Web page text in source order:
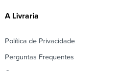
A Livraria
Política de Privacidade
Perguntas Frequentes